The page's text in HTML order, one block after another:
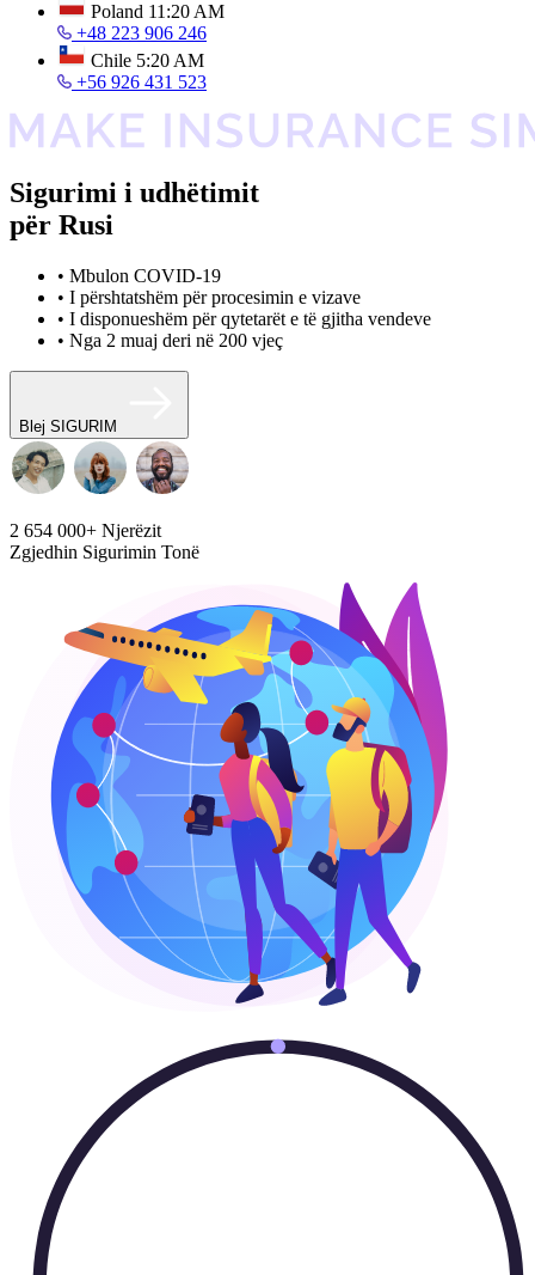
Poland 11:20 AM
+48 223 906 246
Chile 5:20 AM
+56 926 431 523
Sigurimi i udhëtimit
për Rusi
• Mbulon COVID-19
• I përshtatshëm për procesimin e vizave
• I disponueshëm për qytetarët e të gjitha vendeve
• Nga 2 muaj deri në 200 vjeç
Blej SIGURIM
2 654 000+ Njerëzit
Zgjedhin Sigurimin Tonë